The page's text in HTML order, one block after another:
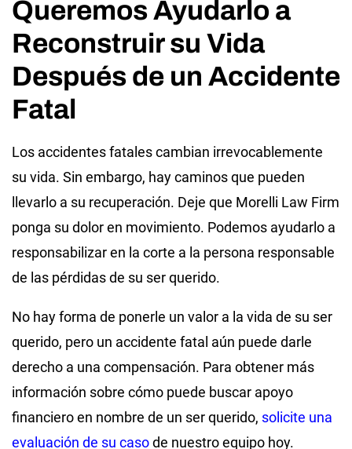
Queremos Ayudarlo a
Reconstruir su Vida
Después de un Accidente
Fatal
Los accidentes fatales cambian irrevocablemente
su vida. Sin embargo, hay caminos que pueden
llevarlo a su recuperación. Deje que Morelli Law Firm
ponga su dolor en movimiento. Podemos ayudarlo a
responsabilizar en la corte a la persona responsable
de las pérdidas de su ser querido.
No hay forma de ponerle un valor a la vida de su ser
querido, pero un accidente fatal aún puede darle
derecho a una compensación. Para obtener más
información sobre cómo puede buscar apoyo
financiero en nombre de un ser querido, solicite una
evaluación de su casode nuestro equipo hoy.